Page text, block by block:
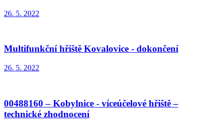
26. 5. 2022
Multifunkční hřiště Kovalovice - dokončení
26. 5. 2022
00488160 – Kobylnice - víceúčelové hřiště –
technické zhodnocení